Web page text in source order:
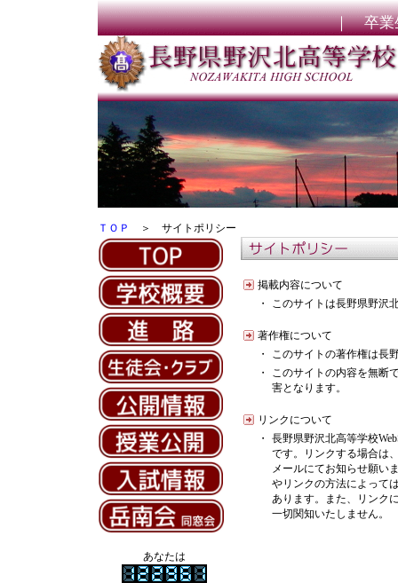
｜卒業
ＴＯＰ ＞ サイトポリシー
あなたは
掲載内容について
・
このサイトは長野県野沢
著作権について
・
このサイトの著作権は長
・
このサイトの内容を無断
害となります。
リンクについて
・
長野県野沢北高等学校
です。リンクする場合は
メールにてお知らせ願い
やリンクの方法によって
あります。また、リンク
一切関知いたしません。